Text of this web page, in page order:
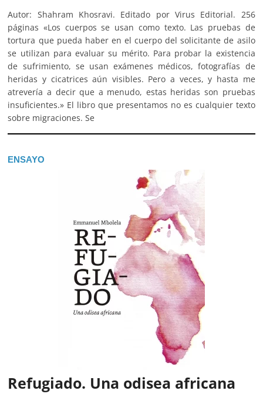
Autor: Shahram Khosravi. Editado por Virus Editorial. 256
páginas «Los cuerpos se usan como texto. Las pruebas de
tortura que pueda haber en el cuerpo del solicitante de asilo
se utilizan para evaluar su mérito. Para probar la existencia
de sufrimiento, se usan exámenes médicos, fotografías de
heridas y cicatrices aún visibles. Pero a veces, y hasta me
atrevería a decir que a menudo, estas heridas son pruebas
insuficientes.» El libro que presentamos no es cualquier texto
sobre migraciones. Se
ENSAYO
Refugiado. Una odisea africana